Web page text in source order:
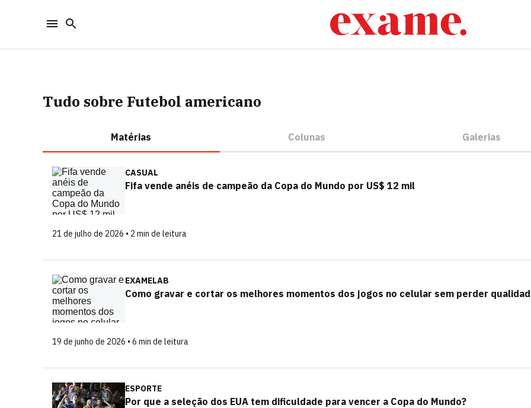
Tudo sobre Futebol americano
Matérias Colunas Galerias
CASUAL
Fifa vende anéis de campeão da Copa do Mundo por US$ 12 mil
21 de julho de 2026 • 2 min de leitura
EXAMELAB
Como gravar e cortar os melhores momentos dos jogos no celular sem perder
19 de junho de 2026 • 6 min de leitura
ESPORTE
Por que a seleção dos EUA tem dificuldade para vencer a Copa do Mundo?